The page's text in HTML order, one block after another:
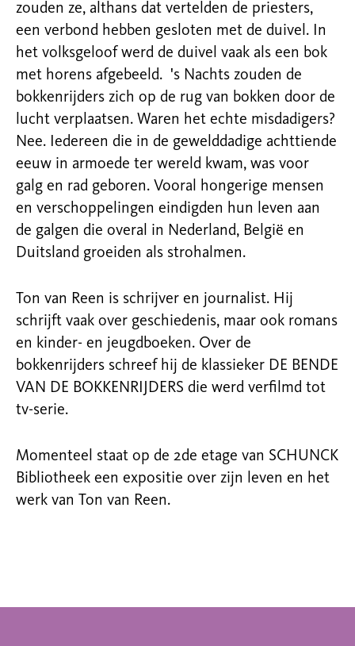
zouden ze, althans dat vertelden de priesters,
een verbond hebben gesloten met de duivel. In
het volksgeloof werd de duivel vaak als een bok
met horens afgebeeld. 's Nachts zouden de
bokkenrijders zich op de rug van bokken door de
lucht verplaatsen. Waren het echte misdadigers?
Nee. Iedereen die in de gewelddadige achttiende
eeuw in armoede ter wereld kwam, was voor
galg en rad geboren. Vooral hongerige mensen
en verschoppelingen eindigden hun leven aan
de galgen die overal in Nederland, België en
Duitsland groeiden als strohalmen.
Ton van Reen is schrijver en journalist. Hij
schrijft vaak over geschiedenis, maar ook romans
en kinder- en jeugdboeken. Over de
bokkenrijders schreef hij de klassieker DE BENDE
VAN DE BOKKENRIJDERS die werd verfilmd tot
tv-serie.
Momenteel staat op de 2de etage van SCHUNCK
Bibliotheek een expositie over zijn leven en het
werk van Ton van Reen.